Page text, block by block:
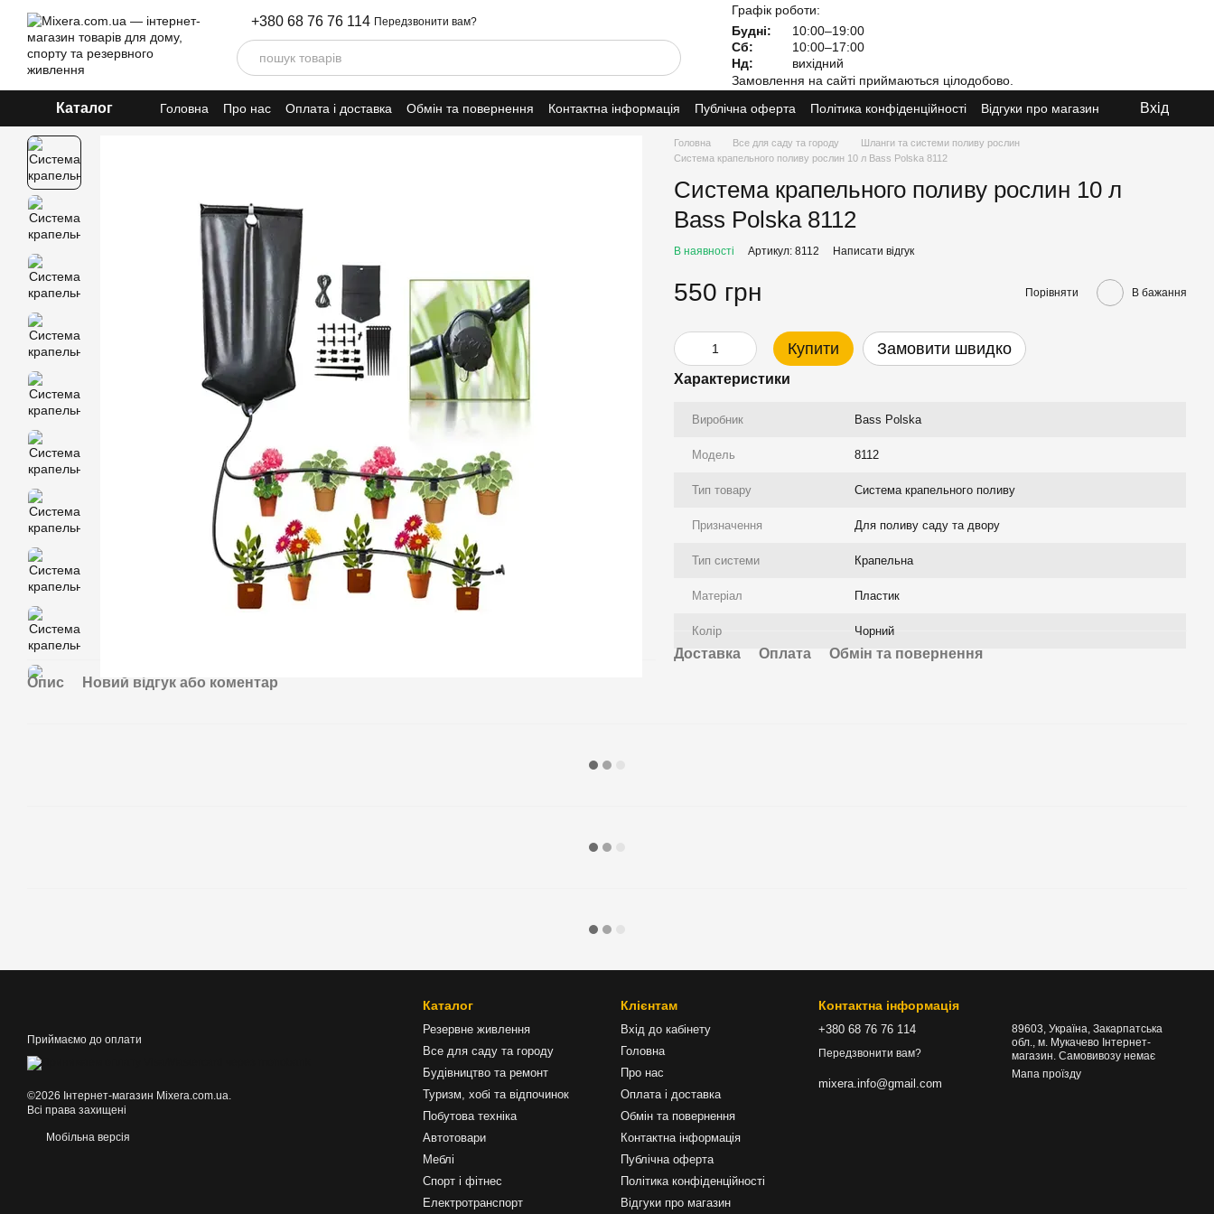
Перейти до основного контенту +380 68 76 76 114 Передзвонити вам?
Графік роботи:
Будні:
10:00–19:00
Сб:
10:00–17:00
Нд:
вихідний
Замовлення на сайті приймаються цілодобово.
Каталог Головна Про нас Оплата і доставка Обмін та повернення Контактна інформація Публічна оферта Політика конфіденційності Відгуки про магазин Вхід
Опис Новий відгук або коментар
Головна Все для саду та городу
Шланги та системи поливу рослин
Система крапельного поливу рослин 10 л Bass Polska 8112
Система крапельного поливу рослин 10 л
Bass Polska 8112
В наявності Артикул: 8112 Написати відгук
550 грн Порівняти В бажання
Купити Замовити швидко
Характеристики
Виробник Bass Polska
Модель 8112
Тип товару Система крапельного поливу
Призначення Для поливу саду та двору
Тип системи Крапельна
Матеріал Пластик
Колір Чорний
Доставка Оплата Обмін та повернення
Приймаємо до оплати
©2026 Інтернет-магазин Mixera.com.ua.
Всі права захищені
Мобільна версія
Каталог
Резервне живлення
Все для саду та городу
Будівництво та ремонт
Туризм, хобі та відпочинок
Побутова техніка
Автотовари
Меблі
Спорт і фітнес
Електротранспорт
Клієнтам
Вхід до кабінету
Головна
Про нас
Оплата і доставка
Обмін та повернення
Контактна інформація
Публічна оферта
Політика конфіденційності
Відгуки про магазин
Контактна інформація
+380 68 76 76 114
Передзвонити вам?
mixera.info@gmail.com
89603, Україна, Закарпатська
обл., м. Мукачево Інтернет-
магазин. Самовивозу немає
Мапа проїзду